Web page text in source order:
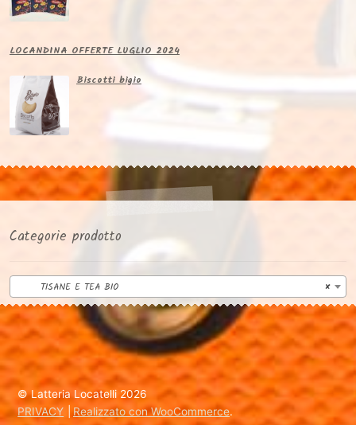
LOCANDINA OFFERTE LUGLIO 2024
Biscotti bigio
Categorie prodotto
×
TISANE E TEA BIO
© Latteria Locatelli 2026
PRIVACY
Realizzato con WooCommerce.